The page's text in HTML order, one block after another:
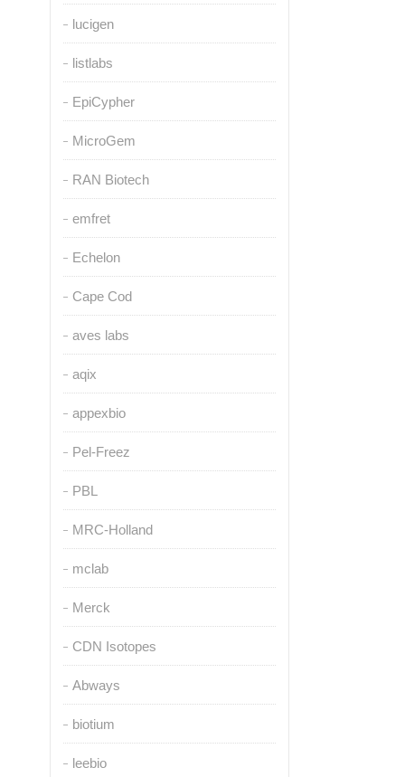
lucigen
listlabs
EpiCypher
MicroGem
RAN Biotech
emfret
Echelon
Cape Cod
aves labs
aqix
appexbio
Pel-Freez
PBL
MRC-Holland
mclab
Merck
CDN Isotopes
Abways
biotium
leebio